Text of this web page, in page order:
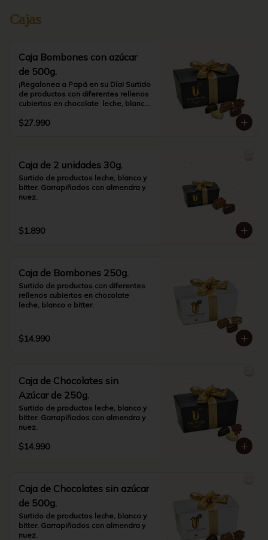
Cajas
Caja Bombones con azúcar
de 500g.
¡Regalonea a Papá en su Día! Surtido
de productos con diferentes rellenos
cubiertos en chocolate  leche, blanco
$27.990
Caja de 2 unidades 30g.
Surtido de productos leche, blanco y
bitter. Garrapiñados con almendra y
nuez.
$1.890
Caja de Bombones 250g.
Surtido de productos con diferentes
rellenos cubiertos en chocolate
leche, blanco o bitter.
$14.990
Caja de Chocolates sin
Azúcar de 250g.
Surtido de productos leche, blanco y
bitter. Garrapiñados con almendra y
nuez.
$14.990
Caja de Chocolates sin azúcar
de 500g.
Surtido de productos leche, blanco y
bitter. Garrapiñados con almendra y
nuez.